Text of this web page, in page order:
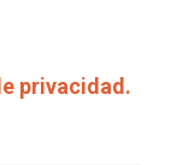
privacidad.